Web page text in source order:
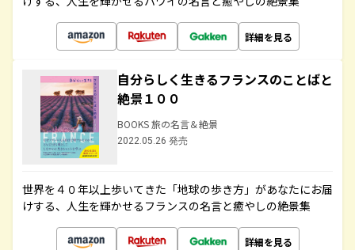
詳細を見る
自分らしく生きるフランスのことばと
絶景１００
BOOKS 旅の名言＆絶景
2022.05.26 発売
世界を４０年以上歩いてきた「地球の歩き方」があなたにお届
けする、人生を輝かせるフランスの名言と癒やしの絶景集
詳細を見る